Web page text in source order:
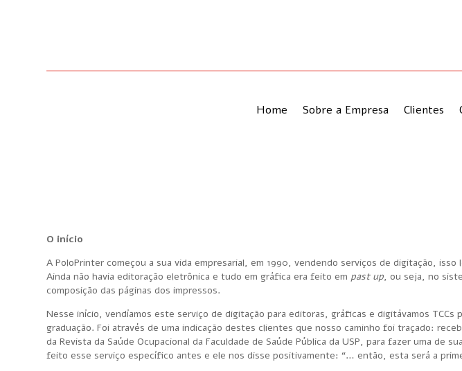
Home Sobre a Empresa Clientes
O início
A PoloPrinter começou a sua vida empresarial, em 1990, vendendo serviços de digitação, isso
Ainda não havia editoração eletrônica e tudo em gráfica era feito em past up, ou seja, no
composição das páginas dos impressos.
Nesse início, vendíamos este serviço de digitação para editoras, gráficas e digitávamos
graduação. Foi através de uma indicação destes clientes que nosso caminho foi traçado:
da Revista da Saúde Ocupacional da Faculdade de Saúde Pública da USP, para fazer uma de
feito esse serviço específico antes e ele nos disse positivamente: “… então, esta será a